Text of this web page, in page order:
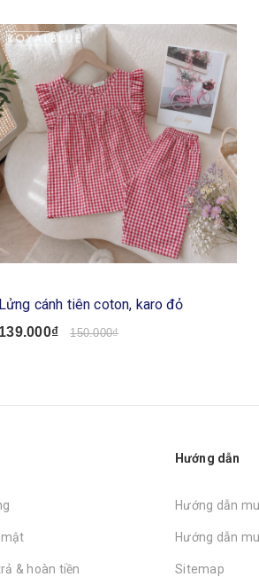
Lửng cánh tiên coton, karo đỏ
139.000₫ 150.000₫
mật
& hoàn tiền
Hướng dẫn
Hướng dẫn
Hướng dẫn
Sitemap